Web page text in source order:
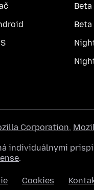
Beta
Corporation,
individuálnymi
.
Cookies